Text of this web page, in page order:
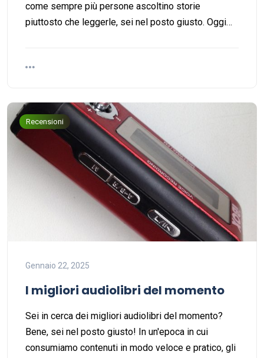
come sempre più persone ascoltino storie
piuttosto che leggerle, sei nel posto giusto. Oggi…
Recensioni
Gennaio 22, 2025
I migliori audiolibri del momento
Sei in cerca dei migliori audiolibri del momento?
Bene, sei nel posto giusto! In un'epoca in cui
consumiamo contenuti in modo veloce e pratico, gli